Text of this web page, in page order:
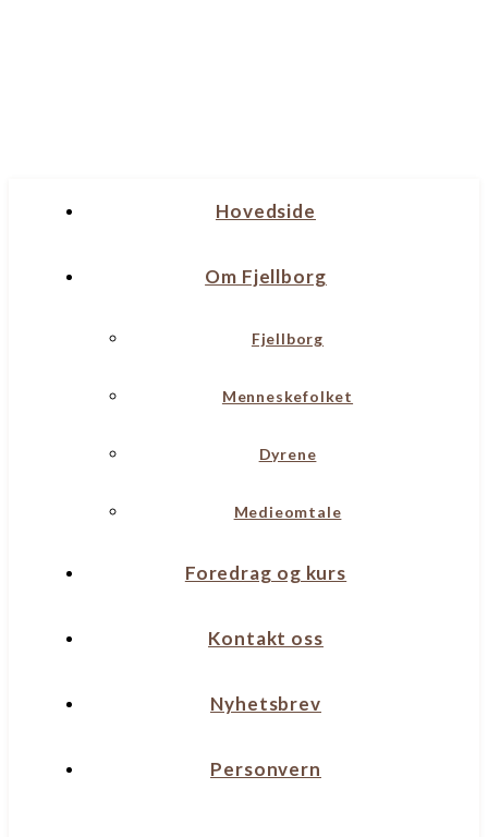
Hovedside
Om Fjellborg
Fjellborg
Menneskefolket
Dyrene
Medieomtale
Foredrag og kurs
Kontakt oss
Nyhetsbrev
Personvern